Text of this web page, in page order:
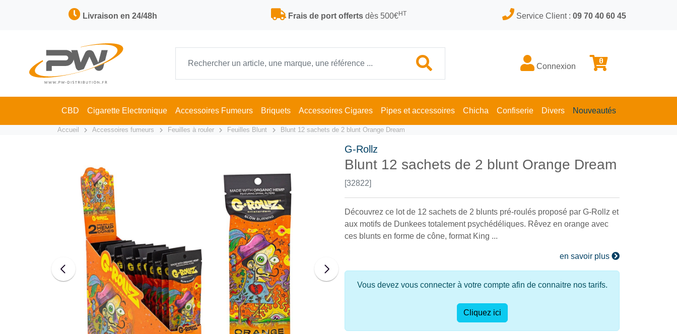
Livraison en 24/48h Frais de port offertsdès 500€HT Service Client : 09 70 40 60 45
Connexion
0
CBD Cigarette Electronique Accessoires Fumeurs Briquets Accessoires Cigares Pipes et accessoires Chicha Confiserie Divers Nouveautés
Accueil Accessoires fumeurs Feuilles à rouler Feuilles Blunt Blunt 12 sachets de 2 blunt Orange Dream
G-Rollz
Blunt 12 sachets de 2 blunt Orange Dream
[32822]
Découvrez ce lot de 12 sachets de 2 blunts pré-roulés proposé par G-Rollz et
aux motifs de Dunkees totalement psychédéliques. Rêvez en orange avec
ces blunts en forme de cône, format King ...
en savoir plus
Vous devez vous connecter à votre compte afin de connaitre nos tarifs.
Cliquez ici